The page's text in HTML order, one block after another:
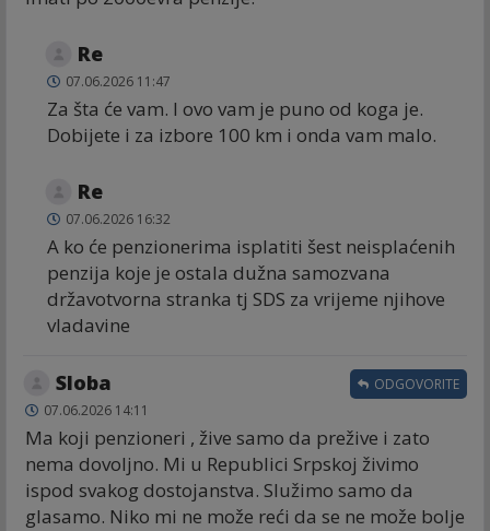
Re
07.06.2026 11:47
Za šta će vam. I ovo vam je puno od koga je.
Dobijete i za izbore 100 km i onda vam malo.
Re
07.06.2026 16:32
A ko će penzionerima isplatiti šest neisplaćenih
penzija koje je ostala dužna samozvana
državotvorna stranka tj SDS za vrijeme njihove
vladavine
Sloba
07.06.2026 14:11
Ma koji penzioneri , žive samo da prežive i zato
nema dovoljno. Mi u Republici Srpskoj živimo
ispod svakog dostojanstva. Služimo samo da
glasamo. Niko mi ne može reći da se ne može bolje
ODGOVORITE